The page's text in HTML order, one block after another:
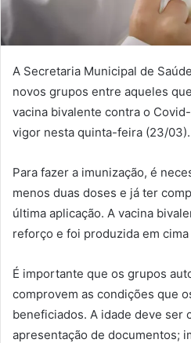
A Secretaria Municipal de
novos grupos entre aqueles
vacina bivalente contra o
vigor nesta quinta-feira (23/03).
Para fazer a imunização, é
menos duas doses e já ter
última aplicação. A vacina
reforço e foi produzida em
É importante que os grupos
comprovem as condições que
beneficiados. A idade deve ser
apresentação de documentos;